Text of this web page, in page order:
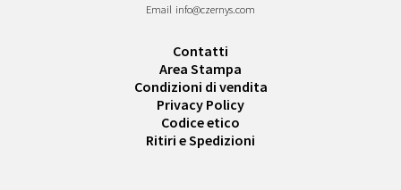
Email info@czernys.com
Contatti
Area Stampa
Condizioni di vendita
Privacy Policy
Codice etico
Ritiri e Spedizioni